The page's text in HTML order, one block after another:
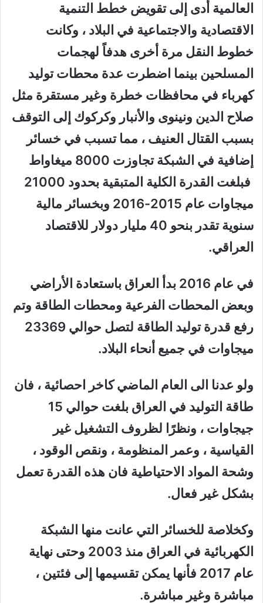
العالمية أدى إلى تقويض خطط التنمية
الاقتصادية والاجتماعية في البلاد ، وكانت
خطوط النقل مرة أخرى هدفاً لهجمات
المسلحين بينما اضطرت عدة محطات توليد
كهرباء في محافظات خطرة وغير مستقرة مثل
صلاح الدين ونينوى والأنبار وكركوك إلى التوقف
بسبب القتال العنيف ، مما تسبب في خسائر
إضافية في الشبكة تجاوزت
فبلغت القدرة الكلية المتبقية
بحدود 21000
ميجاوات عام 2015-2016
وبخسائر مالية
سنوية تقدر بنحو 40 مليار دولار
للاقتصاد
العراقي.
في عام 2016 بدأ العراق باستعادة الأراضي
وبعض المحطات الفرعية ومحطات الطاقة وتم
رفع قدرة توليد الطاقة لتصل
حوالي 23369
ميجاوات في جميع أنحاء البلاد.
ولو عدنا الى العام الماضي كاخر احصائية ، فان
طاقة التوليد في العراق بلغت
حوالي 15
جيجاوات ، ونظرًا لظروف التشغيل غير
القياسية ، وعمر المنظومة ، ونقص الوقود ،
وشحة المواد الاحتياطية فان هذه القدرة تعمل
بشكل غير فعال.
وكخلاصة للخسائر التي عانت منها الشبكة
الكهربائية في العراق منذ 2003 وحتى نهاية
عام 2017 فأنها يمكن تقسيمها إلى فئتين ،
مباشرة وغير مباشرة.